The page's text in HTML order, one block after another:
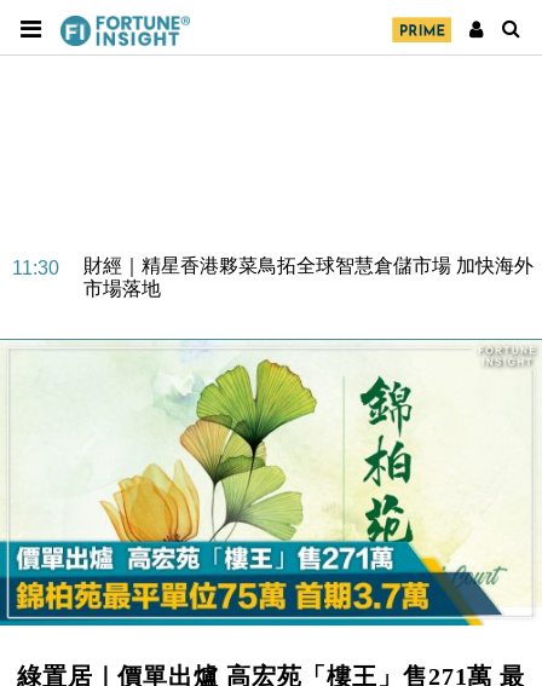
11:30
財經｜精星香港夥菜鳥拓全球智慧倉儲市場 加快海外
市場落地
東京半島
國際｜特朗普赴洛杉磯高球場活動前 男子攜槍彈被捕
財經｜香港7月PMI回落至51 企業擴張放慢兼縮減人
財經｜黑石傳再籌逾360億美元 支援Anthropic租用
Google晶片
10:57
財經｜美商務部擬擴大金屬關稅範圍 14類產品或加徵
25%
18:15
本地｜新世界K11 9月升級會員制度 增鉑金卡級別鎖
綠置居｜價單出爐 高宏苑「樓王」售271萬 最